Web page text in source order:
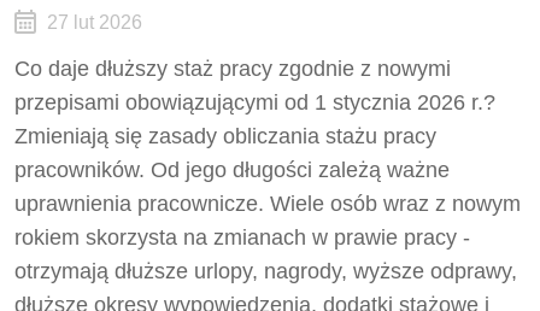
27 lut 2026
Co daje dłuższy staż pracy zgodnie z nowymi
przepisami obowiązującymi od 1 stycznia 2026 r.?
Zmieniają się zasady obliczania stażu pracy
pracowników. Od jego długości zależą ważne
uprawnienia pracownicze. Wiele osób wraz z nowym
rokiem skorzysta na zmianach w prawie pracy -
otrzymają dłuższe urlopy, nagrody, wyższe odprawy,
dłuższe okresy wypowiedzenia, dodatki stażowe i